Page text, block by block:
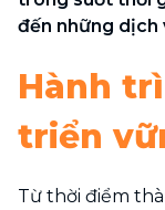
đến những dịch
Hành
triển
Từ thời điểm